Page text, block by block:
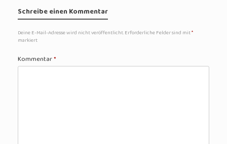
Schreibe einen Kommentar
Deine E-Mail-Adresse wird nicht veröffentlicht.Erforderliche Felder sind mit*
markiert
Kommentar*